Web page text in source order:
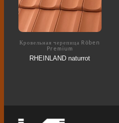
Кровельная черепица Röben
Premium
RHEINLAND naturrot